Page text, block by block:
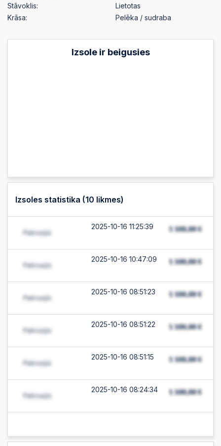
Stāvoklis:
Lietotas
Krāsa:
Pelēka / sudraba
Izsole ir beigusies
Izsoles statistika (10 likmes)
2025-10-16 11:25:39
2025-10-16 10:47:09
2025-10-16 08:51:23
2025-10-16 08:51:22
2025-10-16 08:51:15
2025-10-16 08:24:34